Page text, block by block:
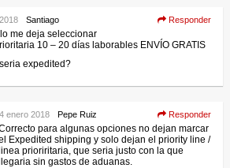
Santiago Responder
me deja seleccionar
10 – 20 días laborables ENVÍO GRATIS
expedited?
Pepe Ruiz
enero 2018 Responder
para algunas opciones no dejan marcar
Expedited shipping y solo dejan el priority line /
prioriritaria, que seria justo con la que
sin gastos de aduanas.